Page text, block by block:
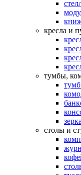
кресла и
тумбы,
столы и